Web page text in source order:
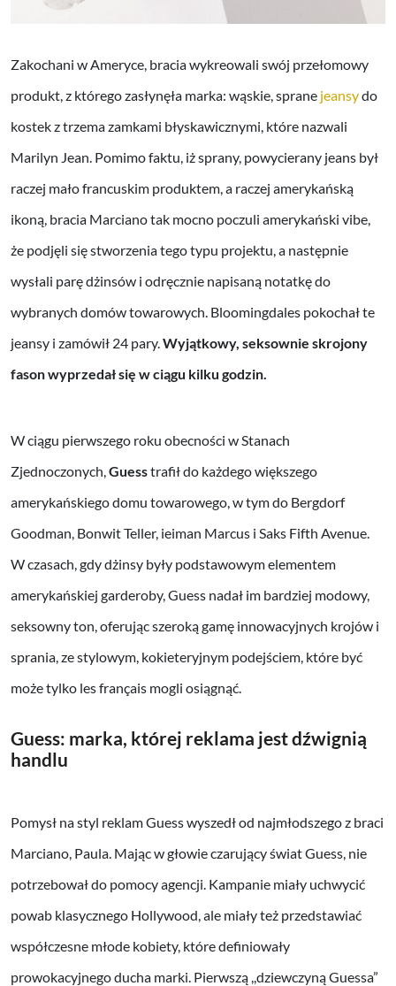
Zakochani w Ameryce, bracia wykreowali swój przełomowy
produkt, z którego zasłynęła marka: wąskie, sprane jeansydo
kostek z trzema zamkami błyskawicznymi, które nazwali
Marilyn Jean. Pomimo faktu, iż sprany, powycierany jeans był
raczej mało francuskim produktem, a raczej amerykańską
ikoną, bracia Marciano tak mocno poczuli amerykański vibe,
że podjęli się stworzenia tego typu projektu, a następnie
wysłali parę dżinsów i odręcznie napisaną notatkę do
wybranych domów towarowych. Bloomingdales pokochał te
jeansy i zamówił 24 pary.Wyjątkowy, seksownie skrojony
fason wyprzedał się w ciągu kilku godzin.
W ciągu pierwszego roku obecności w Stanach
Zjednoczonych,Guesstrafił do każdego większego
amerykańskiego domu towarowego, w tym do Bergdorf
Goodman, Bonwit Teller, ieiman Marcus i Saks Fifth Avenue.
W czasach, gdy dżinsy były podstawowym elementem
amerykańskiej garderoby, Guess nadał im bardziej modowy,
seksowny ton, oferując szeroką gamę innowacyjnych krojów i
sprania, ze stylowym, kokieteryjnym podejściem, które być
może tylko les français mogli osiągnąć.
Guess: marka, której reklama jest dźwignią
handlu
Pomysł na styl reklam Guess wyszedł od najmłodszego z braci
Marciano, Paula. Mając w głowie czarujący świat Guess, nie
potrzebował do pomocy agencji. Kampanie miały uchwycić
powab klasycznego Hollywood, ale miały też przedstawiać
współczesne młode kobiety, które definiowały
prowokacyjnego ducha marki. Pierwszą ,,dziewczyną Guessa”